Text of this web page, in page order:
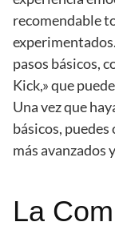
recomendable
pasos básicos,
Kick,» que
Una vez que
básicos,
más avanzados
La